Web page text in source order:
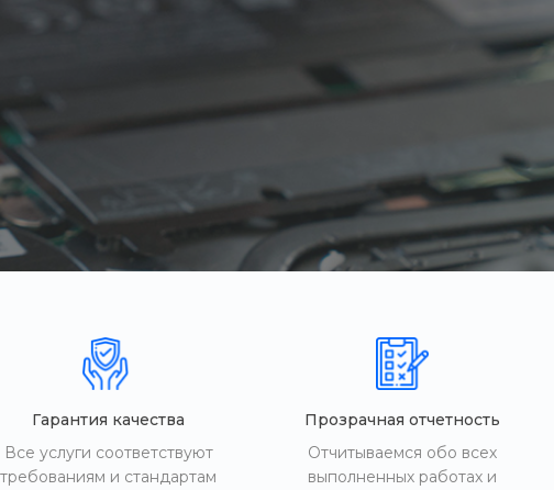
Гарантия качества
Все услуги соответствуют
требованиям и стандартам
Прозрачная отчетность
Отчитываемся обо всех
выполненных работах и